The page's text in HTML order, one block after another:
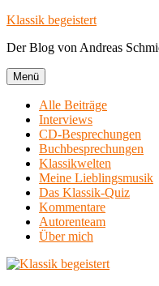
Zum
springen
Klassik begeistert
Der Blog von Andreas
Menü
Alle Beiträge
Interviews
CD-Besprechungen
Buchbesprechungen
Klassikwelten
Meine Lieblingsmusik
Das Klassik-Quiz
Kommentare
Autorenteam
Über mich